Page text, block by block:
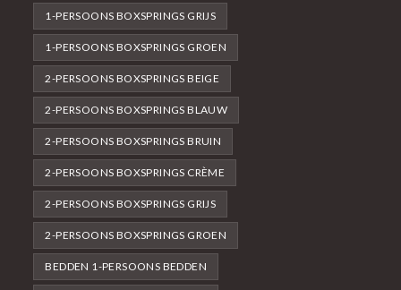
1-PERSOONS BOXSPRINGS GRIJS
1-PERSOONS BOXSPRINGS GROEN
2-PERSOONS BOXSPRINGS BEIGE
2-PERSOONS BOXSPRINGS BLAUW
2-PERSOONS BOXSPRINGS BRUIN
2-PERSOONS BOXSPRINGS CRÈME
2-PERSOONS BOXSPRINGS GRIJS
2-PERSOONS BOXSPRINGS GROEN
BEDDEN 1-PERSOONS BEDDEN